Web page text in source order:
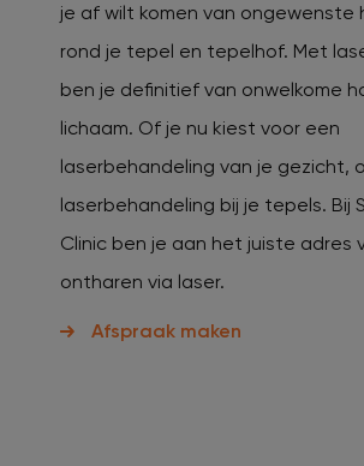
je af wilt komen van ongewenste
rond je tepel en tepelhof. Met
ben je definitief van onwelkome
lichaam. Of je nu kiest voor een
laserbehandeling van je gezicht,
laserbehandeling bij je tepels. Bij
Clinic ben je aan het juiste adres
ontharen via laser.
Afspraak maken